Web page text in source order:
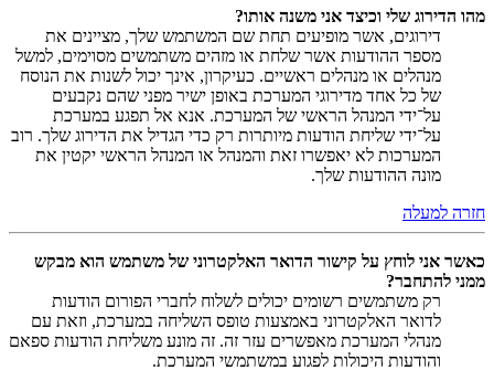
מהו הדירוג שלי וכיצד אני משנה אותו?
דירוגים, אשר מופיעים תחת שם המשתמש שלך, מציינים את
מספר ההודעות אשר שלחת או מזהים משתמשים מסוימים, למשל
מנהלים או מנהלים ראשיים. כעיקרון, אינך יכול לשנות את הנוסח
של כל אחד מדירוגי המערכת באופן ישיר מפני שהם נקבעים
על־ידי המנהל הראשי של המערכת. אנא אל תפגע במערכת
על־ידי שליחת הודעות מיותרות רק כדי הגדיל את הדירוג שלך. רוב
המערכות לא יאפשרו זאת והמנהל או המנהל הראשי יקטין את
מונה ההודעות שלך.
חזרה למעלה
כאשר אני לוחץ על קישור הדואר האלקטרוני של משתמש הוא מבקש
ממני להתחבר?
רק משתמשים רשומים יכולים לשלוח לחברי הפורום הודעות
לדואר האלקטרוני באמצעות טופס השליחה במערכת, וזאת עם
מנהלי המערכת מאפשרים עזר זה. זה מונע משליחת הודעות ספאם
והודעות היכולות לפגוע במשתמשי המערכת.